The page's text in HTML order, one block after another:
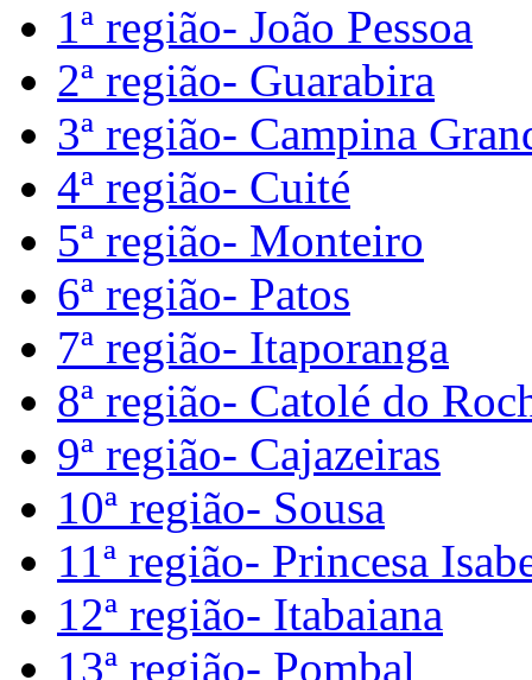
1ª região- João Pessoa
2ª região- Guarabira
3ª região- Campina
4ª região- Cuité
5ª região- Monteiro
6ª região- Patos
7ª região- Itaporanga
8ª região- Catolé do
9ª região- Cajazeiras
10ª região- Sousa
11ª região- Princesa
12ª região- Itabaiana
13ª região- Pombal